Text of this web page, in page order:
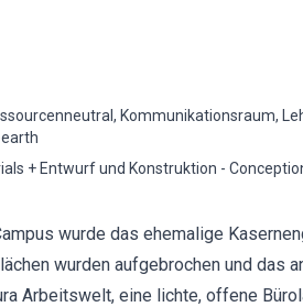
Kommunikationsraum,
+ Entwurf und Konstruktion -
wurde das ehemalige
wurden aufgebrochen und das
Arbeitswelt, eine lichte, offene